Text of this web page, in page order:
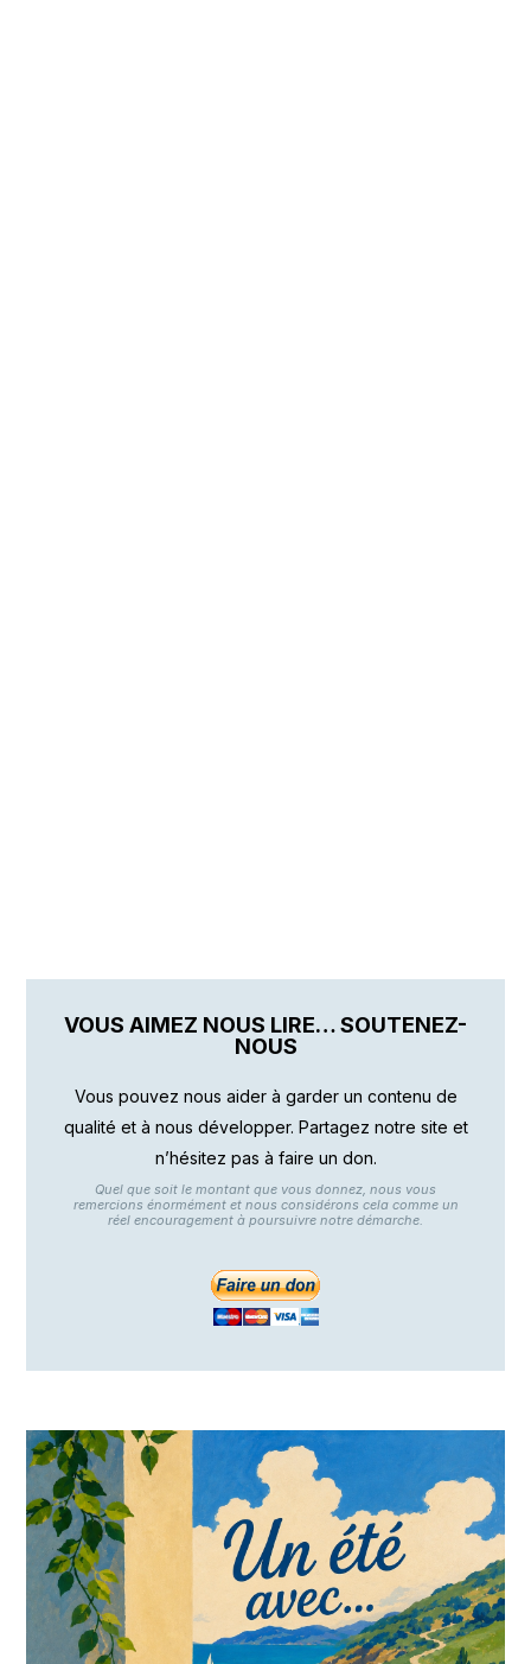
VOUS AIMEZ NOUS LIRE… SOUTENEZ-
NOUS
Vous pouvez nous aider à garder un contenu de
qualité et à nous développer. Partagez notre site et
n’hésitez pas à faire un don.
Quel que soit le montant que vous donnez, nous vous
remercions énormément et nous considérons cela comme un
réel encouragement à poursuivre notre démarche.